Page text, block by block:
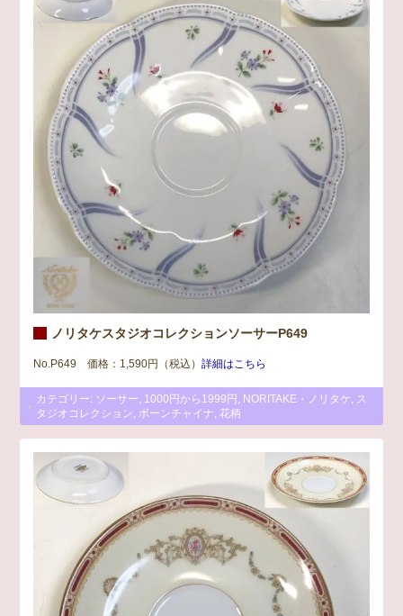
ノリタケスタジオコレクションソーサーP649
No.P649 価格：1,590円（税込）詳細はこちら
カテゴリー: ソーサー 1000円から1999円 NORITAKE・ノリタケ
ス
タジオコレクション
ボーンチャイナ ,花柄